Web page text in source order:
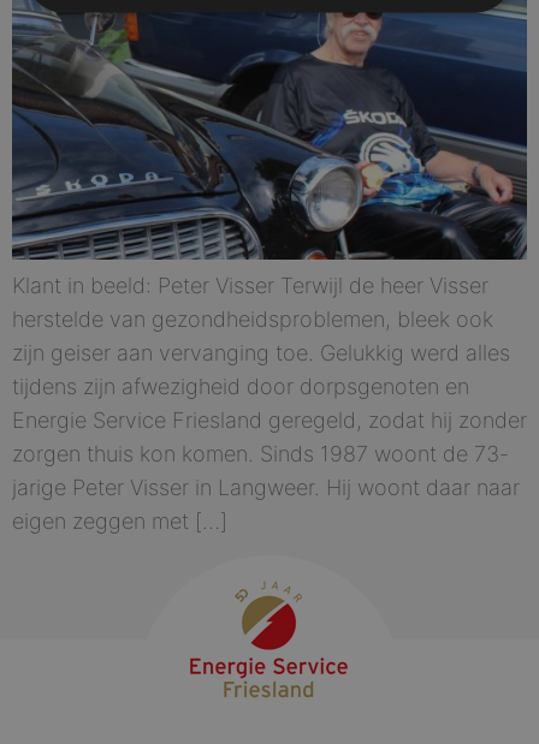
Klant in beeld: Peter Visser Terwijl de heer Visser
herstelde van gezondheidsproblemen, bleek ook
zijn geiser aan vervanging toe. Gelukkig werd alles
tijdens zijn afwezigheid door dorpsgenoten en
Energie Service Friesland geregeld, zodat hij zonder
zorgen thuis kon komen. Sinds 1987 woont de 73-
jarige Peter Visser in Langweer. Hij woont daar naar
eigen zeggen met […]